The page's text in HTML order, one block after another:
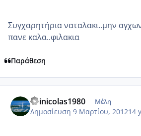
Συγχαρητήρια ναταλακι..μην
πανε καλα..φιλακια
Παράθεση
evinicolas1980 Μέλη
Δημοσίευση 9 Μαρτίου, 201214